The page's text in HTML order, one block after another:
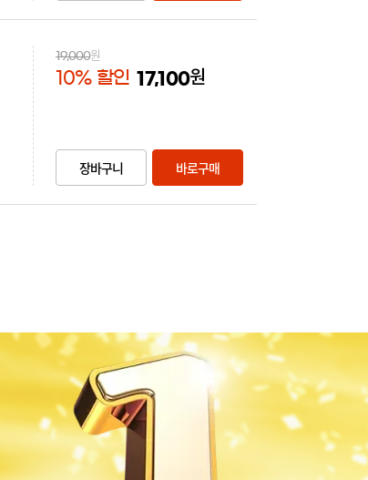
19,000원
17,100원
10% 할인
장바구니 바로구매